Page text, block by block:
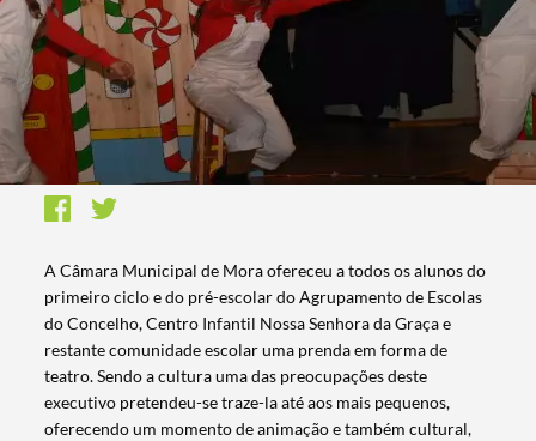
A Câmara Municipal de Mora ofereceu a todos os alunos do
primeiro ciclo e do pré-escolar do Agrupamento de Escolas
do Concelho, Centro Infantil Nossa Senhora da Graça e
restante comunidade escolar uma prenda em forma de
teatro. Sendo a cultura uma das preocupações deste
executivo pretendeu-se traze-la até aos mais pequenos,
oferecendo um momento de animação e também cultural,